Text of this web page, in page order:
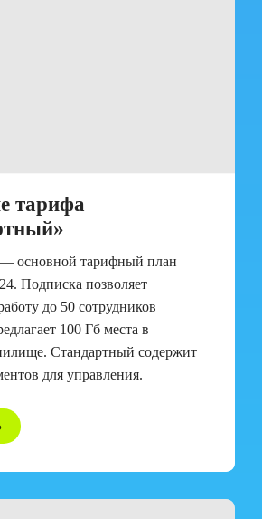
тарифа
основной тарифный план
Подписка позволяет
до 50 сотрудников
100 Гб места в
Стандартный содержит
для управления.